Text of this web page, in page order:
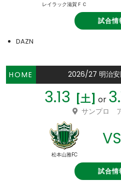
レイラック滋賀ＦＣ
試合情
DAZN
HOME 2026/27 明治安
3.13 [土] or
サンプロ
松本山雅FC
VS
試合情